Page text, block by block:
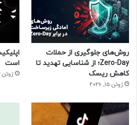
روش‌های جلوگیری از حملات
Zero-Day؛ از شناسایی تهدید تا
کاهش ریسک
ژوئن 15, 2026
است
ژوئن 3, 2026